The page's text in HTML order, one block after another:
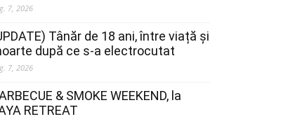
7, 2026
Tânăr de 18 ani, între viață și
după ce s-a electrocutat
7, 2026
& SMOKE WEEKEND, la
RETREAT